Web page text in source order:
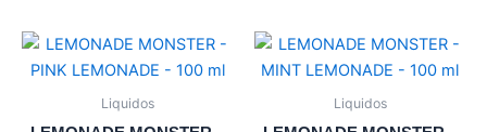
Liquidos
Este
producto
tiene
Liquidos
Este
producto
tiene